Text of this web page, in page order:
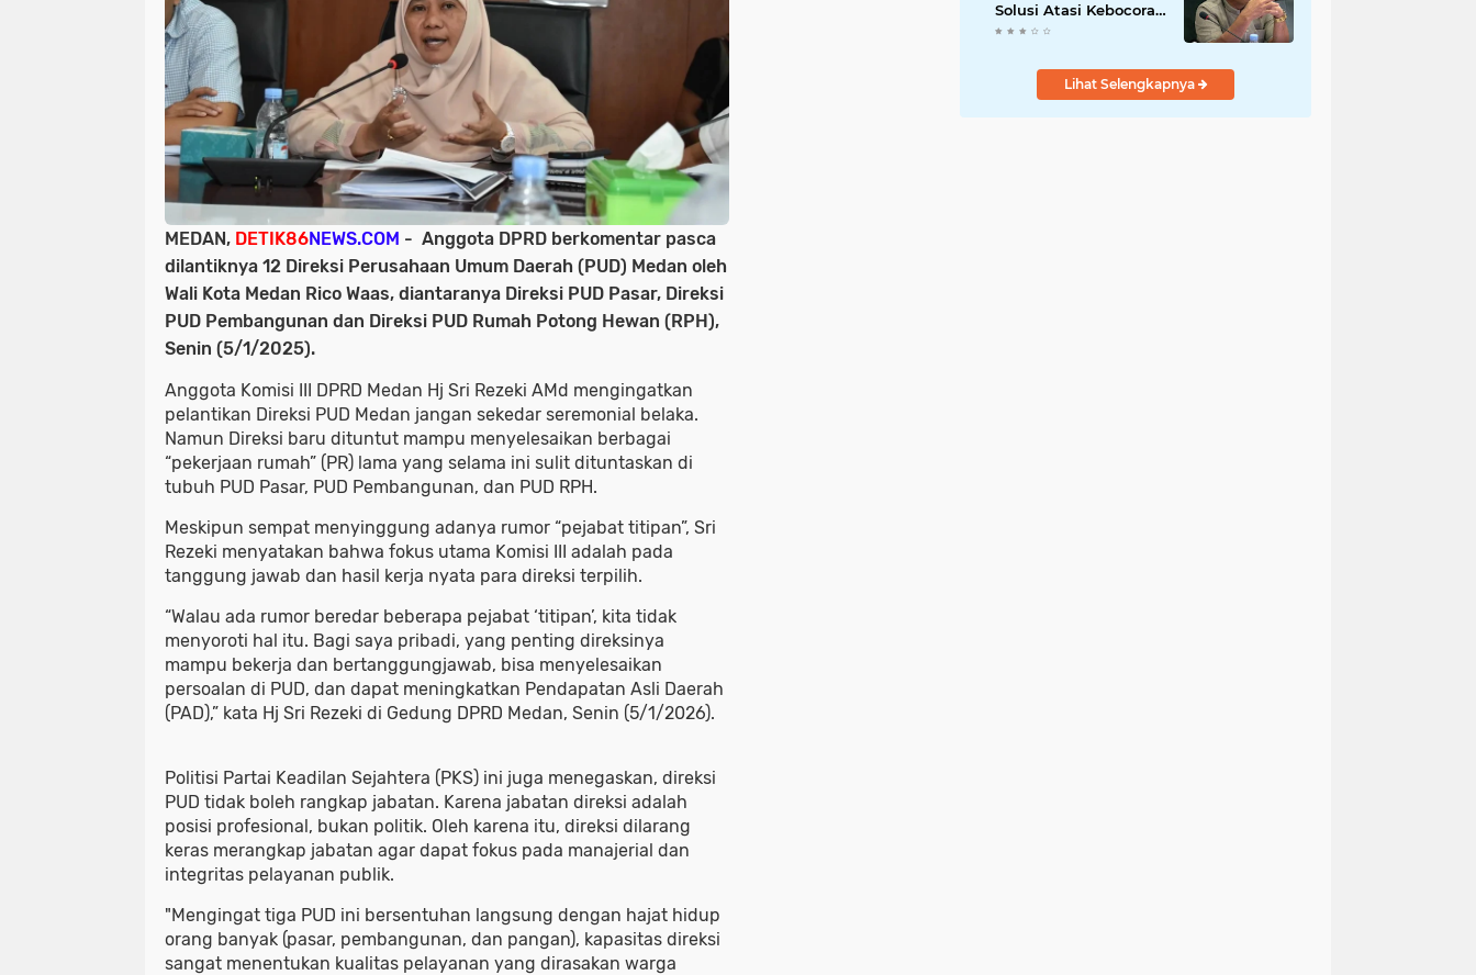
MEDAN, DETIK86NEWS.COM - Anggota DPRD berkomentar pasca
dilantiknya 12 Direksi Perusahaan Umum Daerah (PUD) Medan oleh
Wali Kota Medan Rico Waas, diantaranya Direksi PUD Pasar, Direksi
PUD Pembangunan dan Direksi PUD Rumah Potong Hewan (RPH),
Senin (5/1/2025).
Anggota Komisi III DPRD Medan Hj Sri Rezeki AMd mengingatkan
pelantikan Direksi PUD Medan jangan sekedar seremonial belaka.
Namun Direksi baru dituntut mampu menyelesaikan berbagai
“pekerjaan rumah” (PR) lama yang selama ini sulit dituntaskan di
tubuh PUD Pasar, PUD Pembangunan, dan PUD RPH.
Meskipun sempat menyinggung adanya rumor “pejabat titipan”, Sri
Rezeki menyatakan bahwa fokus utama Komisi III adalah pada
tanggung jawab dan hasil kerja nyata para direksi terpilih.
“Walau ada rumor beredar beberapa pejabat ‘titipan’, kita tidak
menyoroti hal itu. Bagi saya pribadi, yang penting direksinya
mampu bekerja dan bertanggungjawab, bisa menyelesaikan
persoalan di PUD, dan dapat meningkatkan Pendapatan Asli Daerah
(PAD),” kata Hj Sri Rezeki di Gedung DPRD Medan, Senin (5/1/2026).
Politisi Partai Keadilan Sejahtera (PKS) ini juga menegaskan, direksi
PUD tidak boleh rangkap jabatan. Karena jabatan direksi adalah
posisi profesional, bukan politik. Oleh karena itu, direksi dilarang
keras merangkap jabatan agar dapat fokus pada manajerial dan
integritas pelayanan publik.
"Mengingat tiga PUD ini bersentuhan langsung dengan hajat hidup
orang banyak (pasar, pembangunan, dan pangan), kapasitas direksi
sangat menentukan kualitas pelayanan yang dirasakan warga
Solusi Atasi Kebocoran
PAD dan Birokrasi
Lihat Selengkapnya